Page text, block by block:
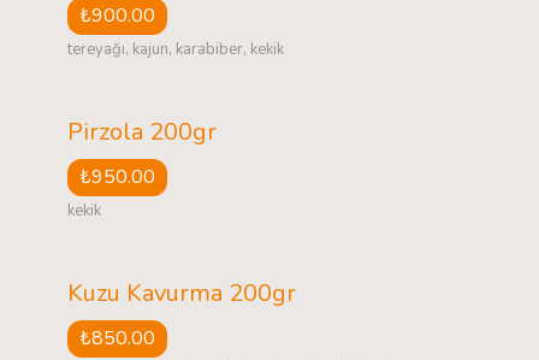
₺900.00
tereyağı, kajun, karabiber, kekik
Pirzola 200gr
₺950.00
kekik
Kuzu Kavurma 200gr
₺850.00